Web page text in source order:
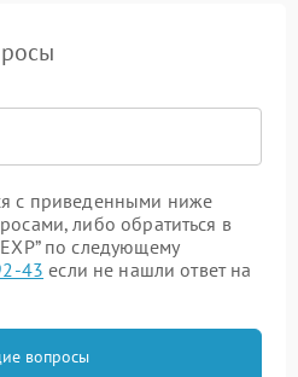
с приведенными ниже
либо обратиться в
по следующему
43 если не нашли ответ на
вопросы